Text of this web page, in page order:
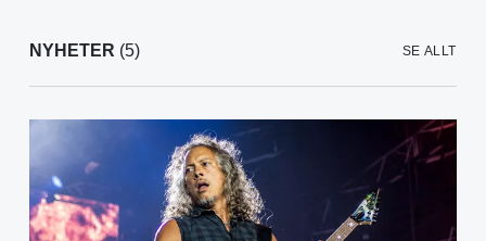
NYHETER (5) SE ALLT